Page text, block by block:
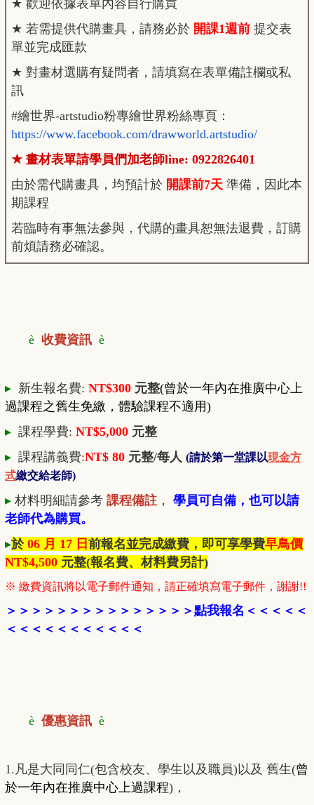
★ 歡迎依據表單內容自行購買
★ 若需提供代購畫具，請務必於 開課1週前 提交表
單並完成匯款
★ 對畫材選購有疑問者，請填寫在表單備註欄或私
訊
#繪世界-artstudio粉專繪世界粉絲專頁：
https://www.facebook.com/drawworld.artstudio/
★ 畫材表單請學員們加老師line: 0922826401
由於需代購畫具，均預計於 開課前7天 準備，因此本
期課程
若臨時有事無法參與，代購的畫具恕無法退費，訂購
前煩請務必確認。
è 收費資訊 è
▸ 新生報名費: NT$300 元整(曾於一年內在推廣中心上
過課程之舊生免繳，體驗課程不適用)
▸ 課程學費: NT$5,000 元整
▸ 課程講義費:NT$ 80 元整/每人 (請於第一堂課以現金方
式繳交給老師)
▸ 材料明細請參考 課程備註 ， 學員可自備，也可以請
老師代為購買。
▸於 06 月 17 日 前報名並完成繳費，即可享學費早鳥價
NT$4,500 元整(報名費、材料費另計)
※ 繳費資訊將以電子郵件通知，請正確填寫電子郵件，謝謝!!
＞ ＞ ＞ ＞ ＞ ＞ ＞ ＞ ＞ ＞ ＞ ＞ ＞ ＞ ＞點我報名 ＜ ＜＜＜ ＜
＜＜ ＜ ＜ ＜＜＜ ＜ ＜ ＜ ＜
è 優惠資訊 è
1.凡是大同同仁(包含校友、學生以及職員)以及 舊生(曾
於一年內在推廣中心上過課程)，